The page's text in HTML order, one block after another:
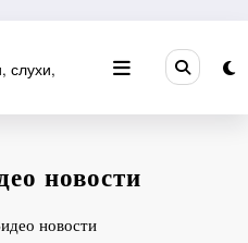
слухи,
новости
новости